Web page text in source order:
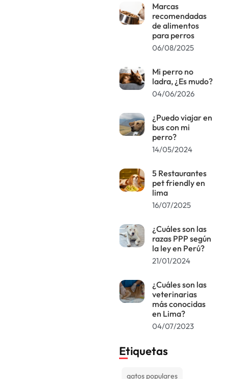
Marcas
recomendadas
de alimentos
para perros
06/08/2025
Mi perro no
ladra, ¿Es mudo?
04/06/2026
¿Puedo viajar en
bus con mi
perro?
14/05/2024
5 Restaurantes
pet friendly en
lima
16/07/2025
¿Cuáles son las
razas PPP según
la ley en Perú?
21/01/2024
¿Cuáles son las
veterinarias
más conocidas
en Lima?
04/07/2023
Etiquetas
gatos populares